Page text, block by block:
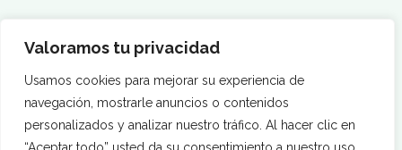
Valoramos tu privacidad
Usamos cookies para mejorar su experiencia de
navegación, mostrarle anuncios o contenidos
personalizados y analizar nuestro tráfico. Al hacer clic en
Síguenos